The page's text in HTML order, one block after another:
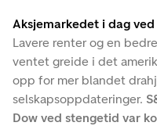
Aksjemarkedet i dag
Lavere renter og en
ventet greide i det
opp for mer blandet
selskapsoppdateringer.
Dow ved stengetid var